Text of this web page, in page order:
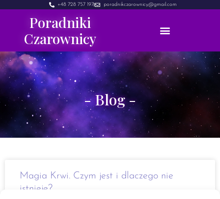
+48 728 757 197 poradnikczarownicy@gmail.com
Poradniki
Czarownicy
- Blog -
Magia Krwi. Czym jest i dlaczego nie
istnieje?